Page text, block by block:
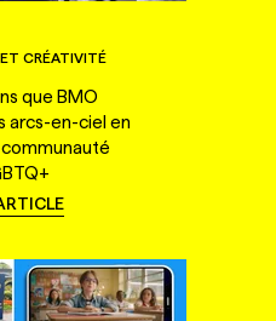
CRÉATIVITÉ
que BMO
arcs-en-ciel en